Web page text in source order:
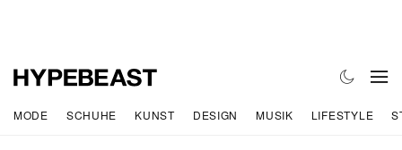
MODE SCHUHE KUNST DESIGN MUSIK LIFESTYLE